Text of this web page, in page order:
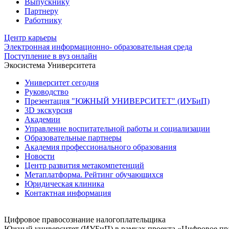
Выпускнику
Партнеру
Работнику
Центр карьеры
Электронная информационно- образовательная среда
Поступление в вуз онлайн
Экосистема Университета
Университет сегодня
Руководство
Презентация "ЮЖНЫЙ УНИВЕРСИТЕТ" (ИУБиП)
3D экскурсия
Академии
Управление воспитательной работы и социализации
Образовательные партнеры
Академия профессионального образования
Новости
Центр развития метакомпетенций
Метаплатформа. Рейтинг обучающихся
Юридическая клиника
Контактная информация
Цифровое правосознание налогоплательщика